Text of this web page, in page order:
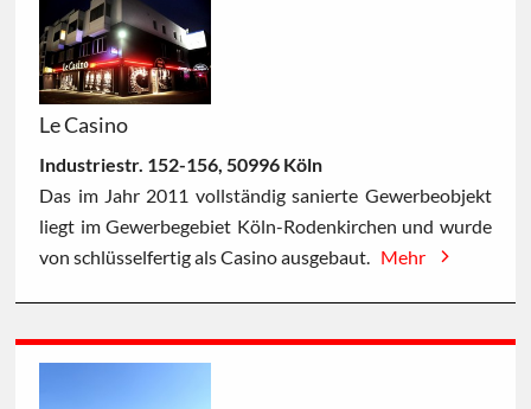
Le Casino
Industriestr. 152-156, 50996 Köln
Das im Jahr 2011 vollständig sanierte Gewerbeobjekt
liegt im Gewerbegebiet Köln-Rodenkirchen und wurde
von schlüsselfertig als Casino ausgebaut. Mehr